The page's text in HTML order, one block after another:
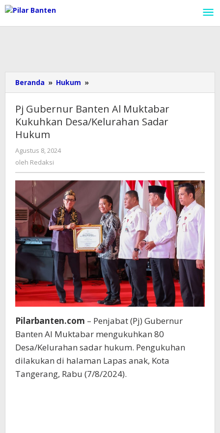
Lewati
ke
konten
Beranda » Hukum »
Gubernur
Al
Muktabar
Pj Gubernur Banten Al Muktabar
Kukuhkan Desa/Kelurahan Sadar
Hukum
Agustus 8, 2024
oleh Redaksi
Pilarbanten.com – Penjabat (Pj) Gubernur
Banten Al Muktabar mengukuhkan 80
Desa/Kelurahan sadar hukum. Pengukuhan
dilakukan di halaman Lapas anak, Kota
Tangerang, Rabu (7/8/2024).